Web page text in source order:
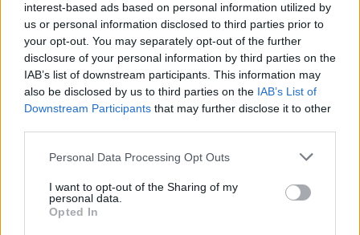
interest-based ads based on personal information utilized by
us or personal information disclosed to third parties prior to
your opt-out. You may separately opt-out of the further
disclosure of your personal information by third parties on the
IAB’s list of downstream participants. This information may
also be disclosed by us to third parties on the IAB’s List of
Downstream Participants that may further disclose it to other
Personal Data Processing Opt Outs
I want to opt-out of the Sharing of my
personal data.
Opted In
Lenush Saf costruisce un ecosistema tra creatività,